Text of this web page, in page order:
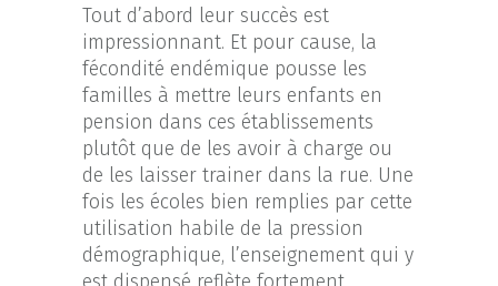
Tout d’abord leur succès est
impressionnant. Et pour cause, la
fécondité endémique pousse les
familles à mettre leurs enfants en
pension dans ces établissements
plutôt que de les avoir à charge ou
de les laisser trainer dans la rue. Une
fois les écoles bien remplies par cette
utilisation habile de la pression
démographique, l’enseignement qui y